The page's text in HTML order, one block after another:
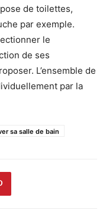
de toilettes,
par exemple.
le
de ses
L’ensemble de
par la
sa salle de bain